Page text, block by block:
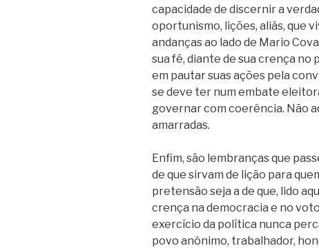
capacidade de discernir a
oportunismo, lições, aliás, que
andanças ao lado de Mario
sua fé, diante de sua crença no
em pautar suas ações pela
se deve ter num embate
governar com coerência. Não
amarradas.
Enfim, são lembranças que
de que sirvam de lição para
pretensão seja a de que, lido
crença na democracia e no
exercício da política nunca
povo anônimo, trabalhador,